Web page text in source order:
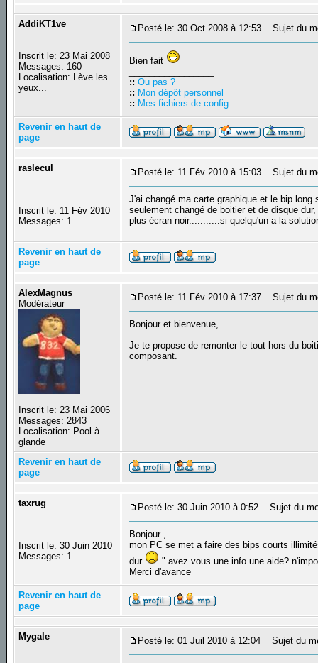
AddiKT1ve
Inscrit le: 23 Mai 2008
Messages: 160
Localisation: Lève les
yeux...
Posté le: 30 Oct 2008 à 12:53 Sujet du
Bien fait
:: Ou pas ?
:: Mon dépôt personnel
:: Mes fichiers de config
Revenir en haut de
page
raslecul
Inscrit le: 11 Fév 2010
Messages: 1
Posté le: 11 Fév 2010 à 15:03 Sujet du
J'ai changé ma carte graphique et le bip
seulement changé de boitier et de disque
plus écran noir...........si quelqu'un a la
Revenir en haut de
page
AlexMagnus
Modérateur
Inscrit le: 23 Mai 2006
Messages: 2843
Localisation: Pool à
glande
Posté le: 11 Fév 2010 à 17:37 Sujet du
Bonjour et bienvenue,
Je te propose de remonter le tout hors du
composant.
Revenir en haut de
page
taxrug
Inscrit le: 30 Juin 2010
Messages: 1
Posté le: 30 Juin 2010 à 0:52 Sujet du
Bonjour ,
mon PC se met a faire des bips courts
dur
" avez vous une info une aide?
Merci d'avance
Revenir en haut de
page
Mygale Posté le: 01 Juil 2010 à 12:04 Sujet du